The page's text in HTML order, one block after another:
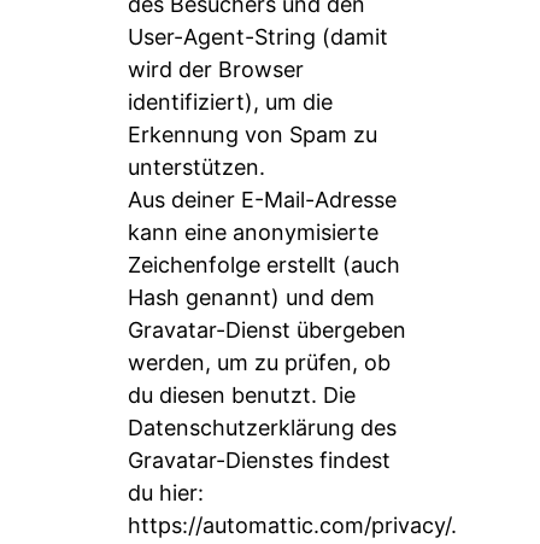
User-Agent-String (damit
wird der Browser
identifiziert), um die
Erkennung von Spam zu
unterstützen.
Aus deiner E-Mail-Adresse
kann eine anonymisierte
Zeichenfolge erstellt (auch
Hash genannt) und dem
Gravatar-Dienst übergeben
werden, um zu prüfen, ob
du diesen benutzt. Die
Datenschutzerklärung des
Gravatar-Dienstes findest
du hier:
https://automattic.com/privacy/.